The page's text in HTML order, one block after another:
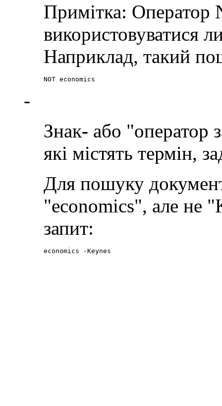
Примітка: Оператор
використовуватися
Наприклад, такий
NOT economics
-
Знак- або "оператор
які містять термін,
Для пошуку
"economics", але не
запит:
economics -Keynes